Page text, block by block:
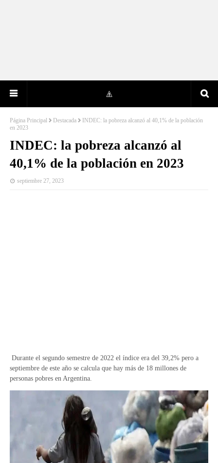
Página Principal Destacada
INDEC: la pobreza alcanzó al 40,1% de la población
en 2023
INDEC: la pobreza alcanzó al
40,1% de la población en 2023
septiembre 27, 2023
Durante el segundo semestre de 2022 el índice era del 39,2% pero a
septiembre de este año se calcula que hay más de 18 millones de
personas pobres en Argentina.